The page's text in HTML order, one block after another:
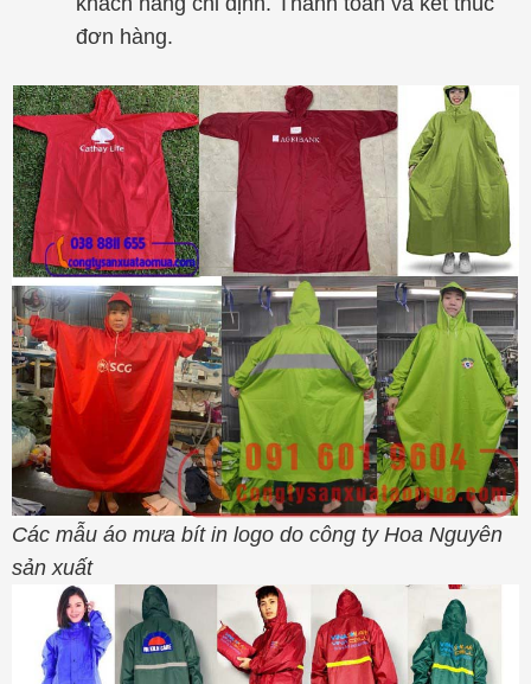
đơn hàng.
Các mẫu áo mưa bít in logo do công ty Hoa Nguyên
sản xuất